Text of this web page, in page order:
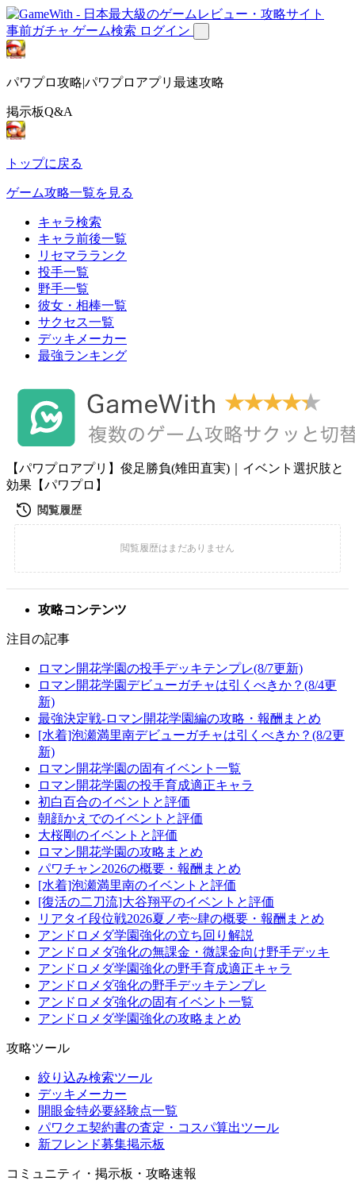
事前ガチャ ゲーム検索 ログイン
パワプロ攻略|パワプロアプリ最速攻略
掲示板Q&A
トップに戻る
ゲーム攻略一覧を見る
キャラ検索
キャラ前後一覧
リセマラランク
投手一覧
野手一覧
彼女・相棒一覧
サクセス一覧
デッキメーカー
最強ランキング
【パワプロアプリ】俊足勝負(雉田直実)｜イベント選択肢と
効果【パワプロ】
攻略コンテンツ
注目の記事
ロマン開花学園の投手デッキテンプレ(8/7更新)
ロマン開花学園デビューガチャは引くべきか？(8/4更
新)
最強決定戦-ロマン開花学園編の攻略・報酬まとめ
[水着]泡瀬満里南デビューガチャは引くべきか？(8/2更
新)
ロマン開花学園の固有イベント一覧
ロマン開花学園の投手育成適正キャラ
初白百合のイベントと評価
朝顔かえでのイベントと評価
大桜剛のイベントと評価
ロマン開花学園の攻略まとめ
パワチャン2026の概要・報酬まとめ
[水着]泡瀬満里南のイベントと評価
[復活の二刀流]大谷翔平のイベントと評価
リアタイ段位戦2026夏ノ壱~肆の概要・報酬まとめ
アンドロメダ学園強化の立ち回り解説
アンドロメダ強化の無課金・微課金向け野手デッキ
アンドロメダ学園強化の野手育成適正キャラ
アンドロメダ強化の野手デッキテンプレ
アンドロメダ強化の固有イベント一覧
アンドロメダ学園強化の攻略まとめ
攻略ツール
絞り込み検索ツール
デッキメーカー
開眼金特必要経験点一覧
パワクエ契約書の査定・コスパ算出ツール
新フレンド募集掲示板
コミュニティ・掲示板・攻略速報